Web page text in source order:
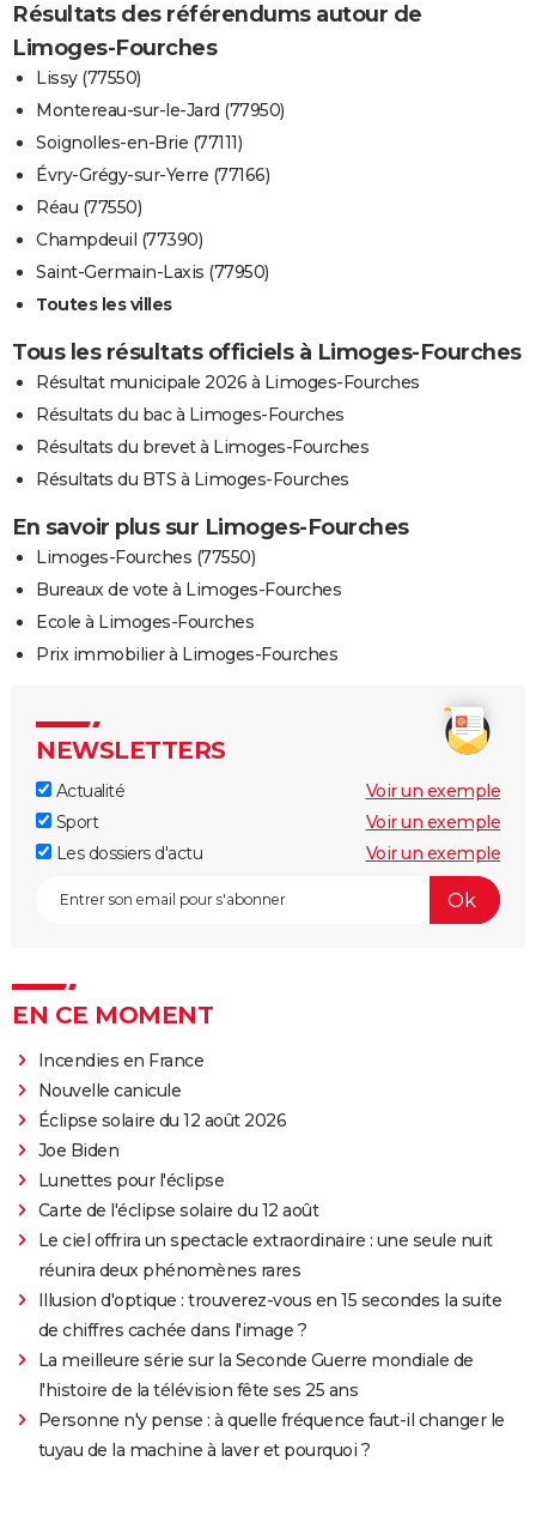
Résultats des référendums autour de
Limoges-Fourches
Lissy (77550)
Montereau-sur-le-Jard (77950)
Soignolles-en-Brie (77111)
Évry-Grégy-sur-Yerre (77166)
Réau (77550)
Champdeuil (77390)
Saint-Germain-Laxis (77950)
Toutes les villes
Tous les résultats officiels à Limoges-Fourches
Résultat municipale 2026 à Limoges-Fourches
Résultats du bac à Limoges-Fourches
Résultats du brevet à Limoges-Fourches
Résultats du BTS à Limoges-Fourches
En savoir plus sur Limoges-Fourches
Limoges-Fourches (77550)
Bureaux de vote à Limoges-Fourches
Ecole à Limoges-Fourches
Prix immobilier à Limoges-Fourches
NEWSLETTERS
Actualité
Voir un exemple
Sport
Voir un exemple
Les dossiers d'actu
Voir un exemple
EN CE MOMENT
Incendies en France
Nouvelle canicule
Éclipse solaire du 12 août 2026
Joe Biden
Lunettes pour l'éclipse
Carte de l'éclipse solaire du 12 août
Le ciel offrira un spectacle extraordinaire : une seule nuit
réunira deux phénomènes rares
Illusion d'optique : trouverez-vous en 15 secondes la suite
de chiffres cachée dans l'image ?
La meilleure série sur la Seconde Guerre mondiale de
l'histoire de la télévision fête ses 25 ans
Personne n'y pense : à quelle fréquence faut-il changer le
tuyau de la machine à laver et pourquoi ?